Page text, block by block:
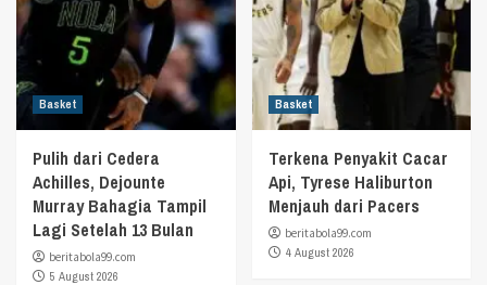
Basket
Pulih dari Cedera
Achilles, Dejounte
Murray Bahagia Tampil
Lagi Setelah 13 Bulan
beritabola99.com
5 August 2026
Basket
Terkena Penyakit Cacar
Api, Tyrese Haliburton
Menjauh dari Pacers
beritabola99.com
4 August 2026